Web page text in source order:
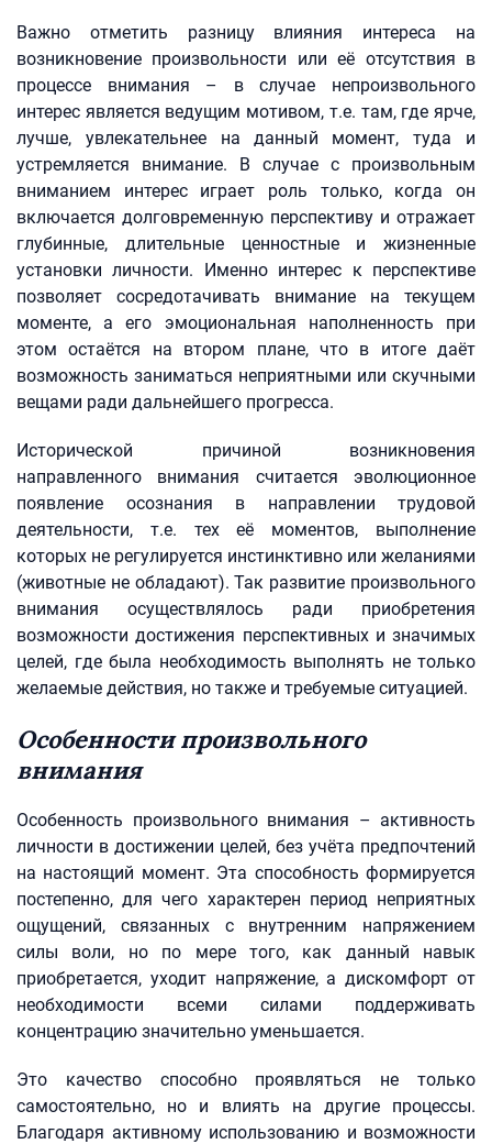
Важно отметить разницу влияния интереса на
возникновение произвольности или её отсутствия в
процессе внимания – в случае непроизвольного
интерес является ведущим мотивом, т.е. там, где ярче,
лучше, увлекательнее на данный момент, туда и
устремляется внимание. В случае с произвольным
вниманием интерес играет роль только, когда он
включается долговременную перспективу и отражает
глубинные, длительные ценностные и жизненные
установки личности. Именно интерес к перспективе
позволяет сосредотачивать внимание на текущем
моменте, а его эмоциональная наполненность при
этом остаётся на втором плане, что в итоге даёт
возможность заниматься неприятными или скучными
вещами ради дальнейшего прогресса.
Исторической причиной возникновения
направленного внимания считается эволюционное
появление осознания в направлении трудовой
деятельности, т.е. тех её моментов, выполнение
которых не регулируется инстинктивно или желаниями
(животные не обладают). Так развитие произвольного
внимания осуществлялось ради приобретения
возможности достижения перспективных и значимых
целей, где была необходимость выполнять не только
желаемые действия, но также и требуемые ситуацией.
Особенности произвольного
внимания
Особенность произвольного внимания – активность
личности в достижении целей, без учёта предпочтений
на настоящий момент. Эта способность формируется
постепенно, для чего характерен период неприятных
ощущений, связанных с внутренним напряжением
силы воли, но по мере того, как данный навык
приобретается, уходит напряжение, а дискомфорт от
необходимости всеми силами поддерживать
концентрацию значительно уменьшается.
Это качество способно проявляться не только
самостоятельно, но и влиять на другие процессы.
Благодаря активному использованию и возможности